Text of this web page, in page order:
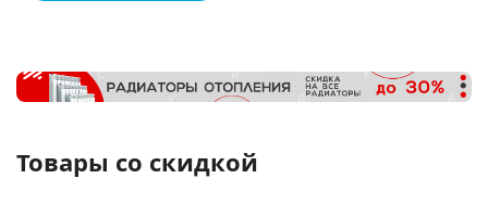
Товары со скидкой